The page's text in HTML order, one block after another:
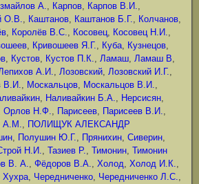
А., Карпов, Карпов В.И.,
О.В., Каштанов, Каштанов Б.Г., Колчанов,
, Королёв В.С., Косовец, Косовец Н.И.,
, Кривошеев Я.Г., Куба, Кузнецов,
, Кустов, Кустов П.К., Ламаш, Ламаш В,
А.И., Лозовский, Лозовский И.Г.,
В.И., Москальцов, Москальцов В.И.,
, Наливайкин Б.А., Нерсисян,
Орлов Н.Ф., Парисеев, Парисеев В.И.,
А.М., ПОЛИЩУК АЛЕКСАНДР
, Полушин Ю.Г., Прянихин, Сиверин,
Н.И., Тазиев Р., Тимонин, Тимонин
В. А., Фёдоров В.А., Холод, Холод И.К.,
Хухра, Чередниченко, Чередниченко Л.С.,